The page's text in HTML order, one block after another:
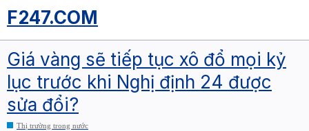
F247.COM
Giá vàng sẽ tiếp tục xô đổ mọi kỷ
lục trước khi Nghị định 24 được
sửa đổi?
Thị trường trong nước